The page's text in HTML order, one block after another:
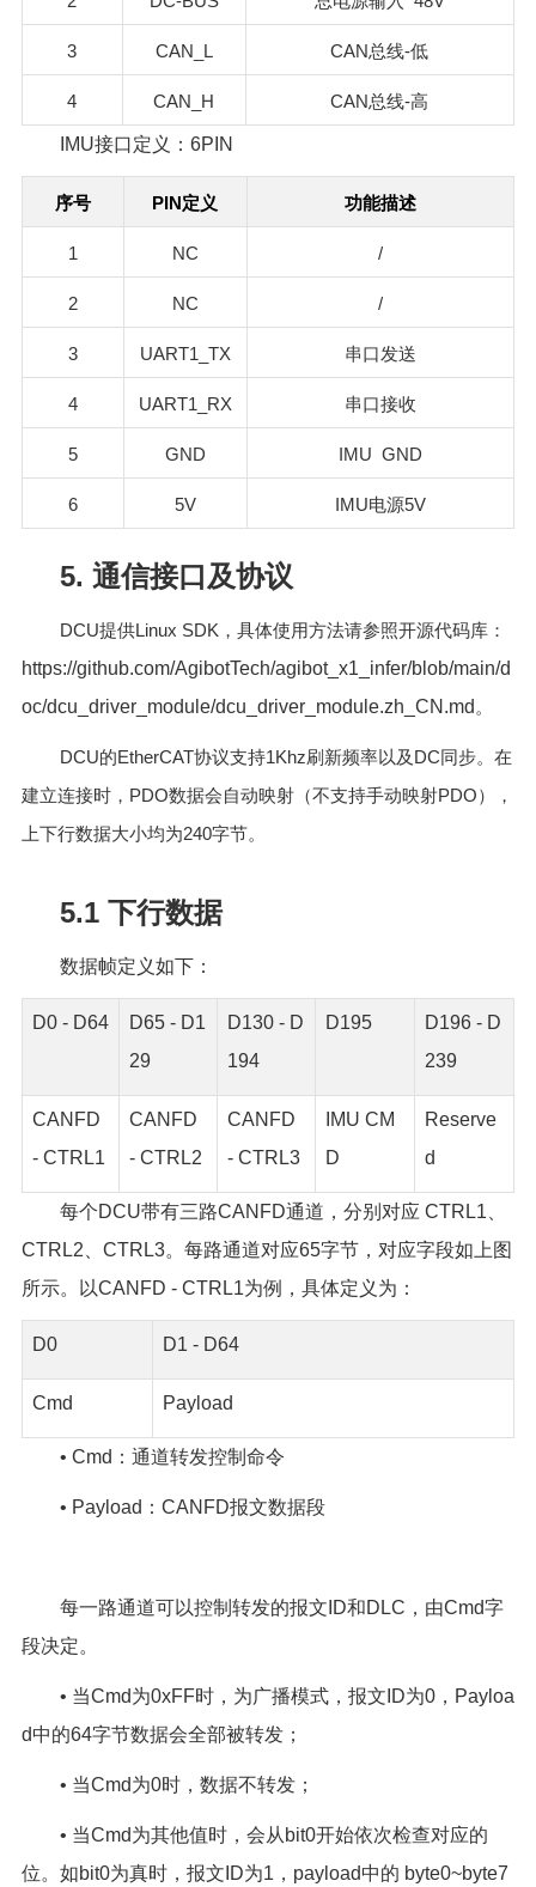
3 CAN_L CAN总线-低
4 CAN_H CAN总线-高
IMU接口定义：6PIN
序号 PIN定义 功能描述
1 NC /
2 NC /
3 UART1_TX 串口发送
4 UART1_RX 串口接收
5 GND IMU GND
6 5V IMU电源5V
5. 通信接口及协议
DCU提供Linux SDK ，具体使用方法请参照开源代码库：
https://github.com/AgibotTech/agibot_x1_infer/blob/main/d
oc/dcu_driver_module/dcu_driver_module.zh_CN.md 。
DCU的EtherCAT协议支持1Khz刷新频率以及 DC同步。在
建立连接时， PDO数据会自动映射（不支持手动映射PDO），
上下行数据大小均为240字节。
5.1 下行数据
数据帧定义如下：
D0 - D64
D65 - D1
29
D130 - D
194
D195
D196 - D
239
CANFD
- CTRL1
CANFD
- CTRL2
CANFD
- CTRL3
IMU CM
D
Reserve
d
每个DCU带有三路CANFD通道，分别对应 CTRL1、
CTRL2、CTRL3。每路通道对应65字节，对应字段如上图
所示。以CANFD - CTRL1为例，具体定义为：
D0 D1 - D64
Cmd Payload
• Cmd：通道转发控制命令
• Payload：CANFD报文数据段
每一路通道可以控制转发的报文ID和DLC，由Cmd字
段决定。
• 当Cmd为0xFF时，为广播模式，报文ID为0，Payloa
d中的64字节数据会全部被转发；
• 当Cmd为0时，数据不转发；
• 当Cmd为其他值时，会从bit0开始依次检查对应的
位。如bit0为真时，报文ID为1，payload中的 byte0~byte7